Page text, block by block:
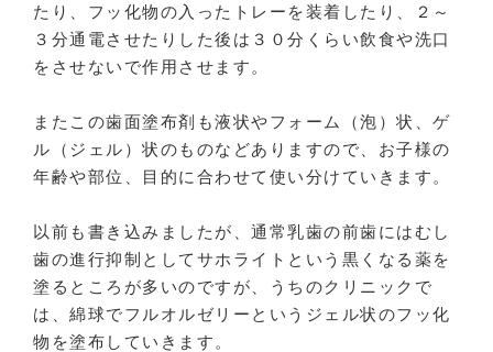
たり、フッ化物の入ったトレーを装着したり、２～
３分通電させたりした後は３０分くらい飲食や洗口
をさせないで作用させます。
またこの歯面塗布剤も液状やフォーム（泡）状、ゲ
ル（ジェル）状のものなどありますので、お子様の
年齢や部位、目的に合わせて使い分けていきます。
以前も書き込みましたが、通常乳歯の前歯にはむし
歯の進行抑制としてサホライトという黒くなる薬を
塗るところが多いのですが、うちのクリニックで
は、綿球でフルオルゼリーというジェル状のフッ化
物を塗布していきます。